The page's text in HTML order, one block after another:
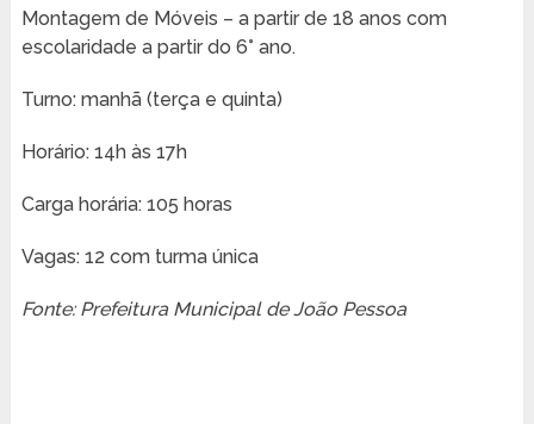
Montagem de Móveis – a partir de 18 anos com
escolaridade a partir do 6° ano.
Turno: manhã (terça e quinta)
Horário: 14h às 17h
Carga horária: 105 horas
Vagas: 12 com turma única
Fonte: Prefeitura Municipal de João Pessoa